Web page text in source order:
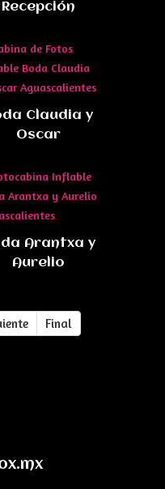
Recepción
Claudia y
Oscar
Arantxa y
Aurelio
Final